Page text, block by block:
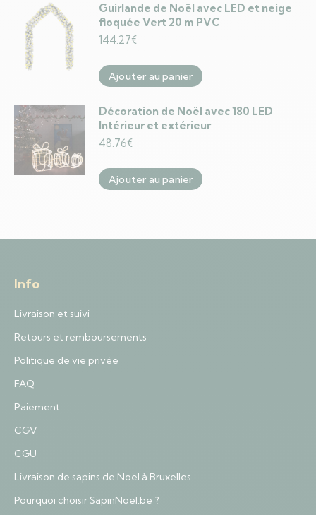
Guirlande de Noël avec LED et neige
floquée Vert 20 m PVC
144.27€
Ajouter au panier
Décoration de Noël avec 180 LED
Intérieur et extérieur
48.76€
Ajouter au panier
Info
Livraison et suivi
Retours et remboursements
Politique de vie privée
FAQ
Paiement
CGV
CGU
Livraison de sapins de Noël à Bruxelles
Pourquoi choisir SapinNoel.be ?